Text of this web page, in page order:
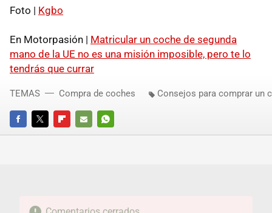
Foto | Kgbo
En Motorpasión | Matricular un coche de segunda
mano de la UE no es una misión imposible, pero te lo
tendrás que currar
FACEBOOKTWITTERFLIPBOARD
E-
WHATSAPP
TEMAS Compra de coches Consejos para comprar un